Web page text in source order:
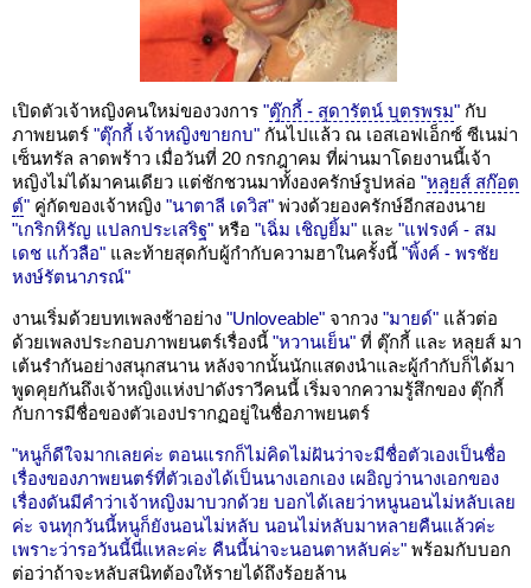
เปิดตัวเจ้าหญิงคนใหม่ของวงการ "ตุ๊กกี้ - สุดารัตน์ บุตรพรม" กับ
ภาพยนตร์ "ตุ๊กกี้ เจ้าหญิงขายกบ" กันไปแล้ว ณ เอสเอฟเอ็กซ์ ซีเนม่า
เซ็นทรัล ลาดพร้าว เมื่อวันที่ 20 กรกฎาคม ที่ผ่านมาโดยงานนี้เจ้า
หญิงไม่ได้มาคนเดียว แต่ชักชวนมาทั้งองครักษ์รูปหล่อ "หลุยส์ สก๊อต
ต์" คู่กัดของเจ้าหญิง "นาตาลี เดวิส" พ่วงด้วยองครักษ์อีกสองนาย
"เกริกหิรัญ แปลกประเสริฐ" หรือ "เฉิ่ม เชิญยิ้ม" และ "แฟรงค์ - สม
เดช แก้วลือ" และท้ายสุดกับผู้กำกับความฮาในครั้งนี้ "พิ้งค์ - พรชัย
หงษ์รัตนาภรณ์"
งานเริ่มด้วยบทเพลงช้าอย่าง "Unloveable" จากวง "มายด์" แล้วต่อ
ด้วยเพลงประกอบภาพยนตร์เรื่องนี้ "หวานเย็น" ที่ ตุ๊กกี้ และ หลุยส์ มา
เต้นรำกันอย่างสนุกสนาน หลังจากนั้นนักแสดงนำและผู้กำกับก็ได้มา
พูดคุยกันถึงเจ้าหญิงแห่งปาดังราวีคนนี้ เริ่มจากความรู้สึกของ ตุ๊กกี้
กับการมีชื่อของตัวเองปรากฏอยู่ในชื่อภาพยนตร์
"หนูก็ดีใจมากเลยค่ะ ตอนแรกก็ไม่คิดไม่ฝันว่าจะมีชื่อตัวเองเป็นชื่อ
เรื่องของภาพยนตร์ที่ตัวเองได้เป็นนางเอกเอง เผอิญว่านางเอกของ
เรื่องดันมีคำว่าเจ้าหญิงมาบวกด้วย บอกได้เลยว่าหนูนอนไม่หลับเลย
ค่ะ จนทุกวันนี้หนูก็ยังนอนไม่หลับ นอนไม่หลับมาหลายคืนแล้วค่ะ
เพราะว่ารอวันนี้นี่แหละค่ะ คืนนี้น่าจะนอนตาหลับค่ะ" พร้อมกับบอก
ต่อว่าถ้าจะหลับสนิทต้องให้รายได้ถึงร้อยล้าน